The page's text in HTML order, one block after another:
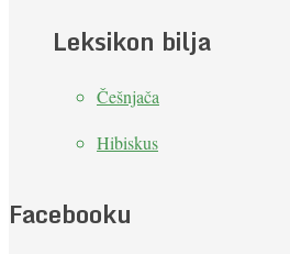
Leksikon bilja
Češnjača
Hibiskus
Facebooku